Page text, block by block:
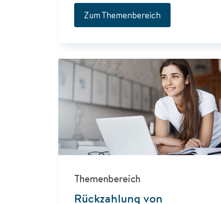
Zum Themenbereich
Themenbereich
Rückzahlung von